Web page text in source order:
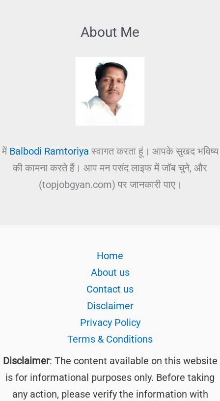
About Me
में Balbodi Ramtoriya स्वागत करता हूं। आपके सुखद भविष्य
की कामना करते हैं। आप मन पसंद लाइफ में जॉब चुने, और
(topjobgyan.com) पर जानकारी पाए।
Home
About us
Contact us
Disclaimer
Privacy Policy
Terms & Conditions
Disclaimer: The content available on this website
is for informational purposes only. Before taking
any action, please verify the information with